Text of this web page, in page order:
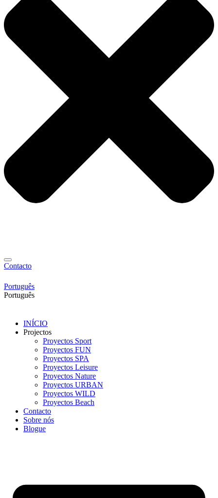
Contacto
Português
Português
INÍCIO
Projectos
Proyectos Sport
Proyectos FUN
Proyectos SPA
Proyectos Leisure
Proyectos Nature
Proyectos URBAN
Proyectos WILD
Proyectos Beach
Contacto
Sobre nós
Blogue